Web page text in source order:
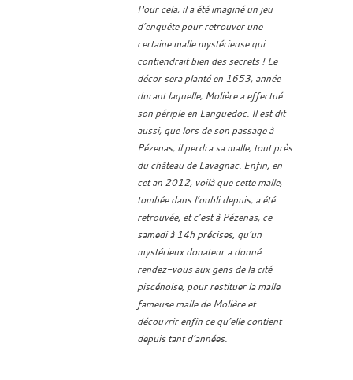
Pour cela, il a été imaginé un jeu
d’enquête pour retrouver une
certaine malle mystérieuse qui
contiendrait bien des secrets ! Le
décor sera planté en 1653, année
durant laquelle, Molière a effectué
son périple en Languedoc. Il est dit
aussi, que lors de son passage à
Pézenas, il perdra sa malle, tout près
du château de Lavagnac. Enfin, en
cet an 2012, voilà que cette malle,
tombée dans l’oubli depuis, a été
retrouvée, et c’est à Pézenas, ce
samedi à 14h précises, qu’un
mystérieux donateur a donné
rendez-vous aux gens de la cité
piscénoise, pour restituer la malle
fameuse malle de Molière et
découvrir enfin ce qu’elle contient
depuis tant d’années.